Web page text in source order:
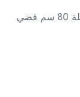
احصل الآن على بوتاجاز غاز وايت بوينت 5 شعلة 80 سم فضي